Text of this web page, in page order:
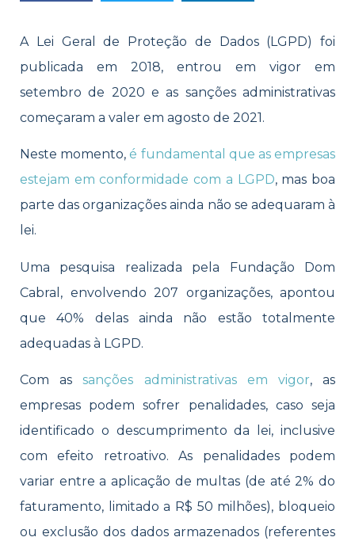
A Lei Geral de Proteção de Dados (LGPD) foi
publicada em 2018, entrou em vigor em
setembro de 2020 e as sanções administrativas
começaram a valer em agosto de 2021.
Neste momento, é fundamental que as empresas
estejam em conformidade com a LGPD, mas boa
parte das organizações ainda não se adequaram à
lei.
Uma pesquisa realizada pela Fundação Dom
Cabral, envolvendo 207 organizações, apontou
que 40% delas ainda não estão totalmente
adequadas à LGPD.
Com assanções administrativas em vigor, as
empresas podem sofrer penalidades, caso seja
identificado o descumprimento da lei, inclusive
com efeito retroativo. As penalidades podem
variar entre a aplicação de multas (de até 2% do
faturamento, limitado a R$ 50 milhões), bloqueio
ou exclusão dos dados armazenados (referentes